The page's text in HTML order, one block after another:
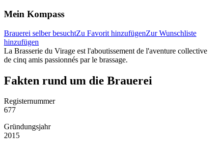
Mein Kompass
Brauerei selber besuchtZu Favorit hinzufügenZur Wunschliste
hinzufügen
La Brasserie du Virage est l'aboutissement de l'aventure collective
de cinq amis passionnés par le brassage.
Fakten rund um die Brauerei
Registernummer
677
Gründungsjahr
2015